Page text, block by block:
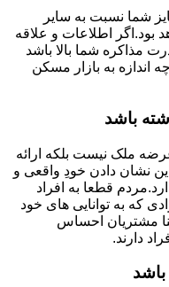
شما نسبت به سایر
بود.اگر اطلاعات و علاقه
مذاکره شما بالا باشد
اندازه به بازار مسکن
باشد
ملک نیست بلکه ارائه
نشان دادن خودِ واقعی و
قطعا به افراد
که به توانایی های خود
مشتریان احساس
دارند.
باشد